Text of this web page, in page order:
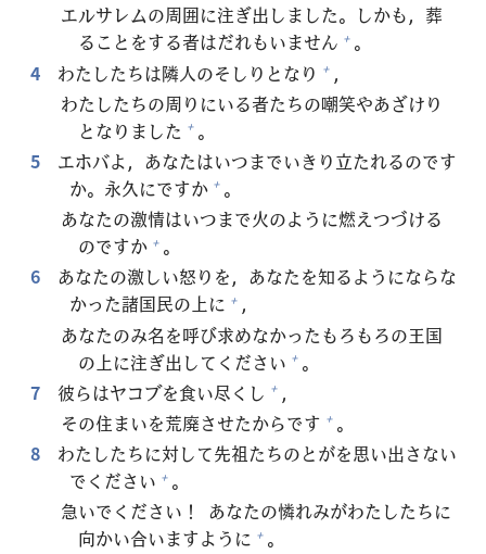
エルサレムの周囲に注ぎ出しました。しかも， 葬
ることをする者はだれもいません + 。
4
わたしたちは隣人のそしりとなり + ，
わたしたちの周りにいる者たちの嘲笑やあざけり
となりました + 。
5
エホバよ，あなたはいつまでいきり立たれるのです
か。 永久にですか + 。
あなたの激情はいつまで火のように燃えつづける
のですか + 。
6
あなたの激しい怒りを，あなたを知るようにならな
かった諸国民の 上に + ，
あなたのみ名を呼び求めなかったもろもろの王国
の 上に注ぎ出してください + 。
7
彼らはヤコブを食い尽くし + ，
その住まいを荒廃させたからです + 。
8
わたしたちに対して先祖たちのとがを思い出さない
でください + 。
急いでください！ あなたの憐れみがわたしたちに
向かい合いますように + 。